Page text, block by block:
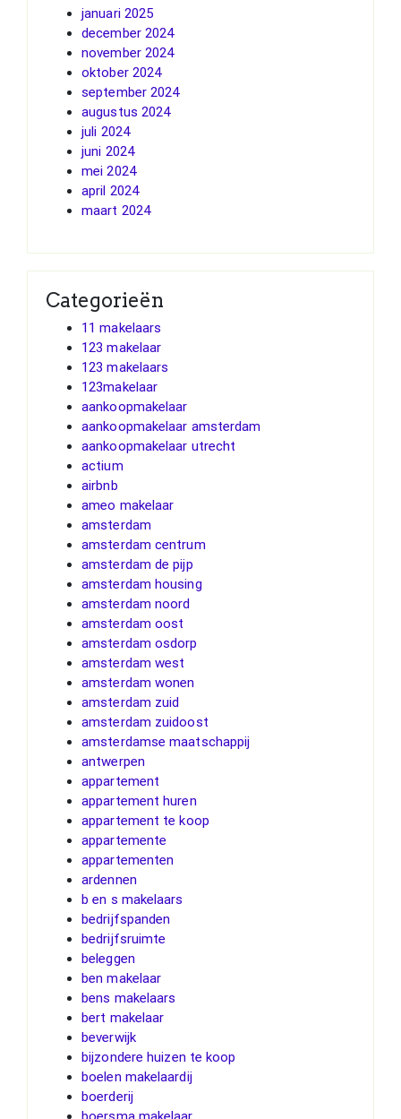
januari 2025
december 2024
november 2024
oktober 2024
september 2024
augustus 2024
juli 2024
juni 2024
mei 2024
april 2024
maart 2024
Categorieën
11 makelaars
123 makelaar
123 makelaars
123makelaar
aankoopmakelaar
aankoopmakelaar amsterdam
aankoopmakelaar utrecht
actium
airbnb
ameo makelaar
amsterdam
amsterdam centrum
amsterdam de pijp
amsterdam housing
amsterdam noord
amsterdam oost
amsterdam osdorp
amsterdam west
amsterdam wonen
amsterdam zuid
amsterdam zuidoost
amsterdamse maatschappij
antwerpen
appartement
appartement huren
appartement te koop
appartemente
appartementen
ardennen
b en s makelaars
bedrijfspanden
bedrijfsruimte
beleggen
ben makelaar
bens makelaars
bert makelaar
beverwijk
bijzondere huizen te koop
boelen makelaardij
boerderij